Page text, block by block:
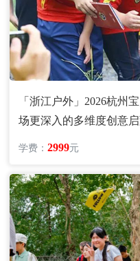
「浙江户外」2026杭州
场更深入的多维度创意
学费：2999元